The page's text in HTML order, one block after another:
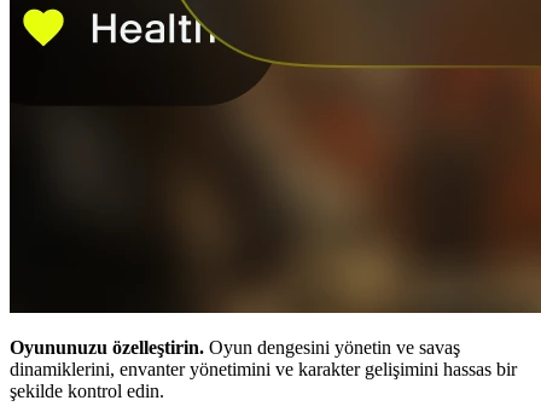
Oyununuzu özelleştirin. Oyun dengesini yönetin ve savaş
dinamiklerini, envanter yönetimini ve karakter gelişimini hassas bir
şekilde kontrol edin.